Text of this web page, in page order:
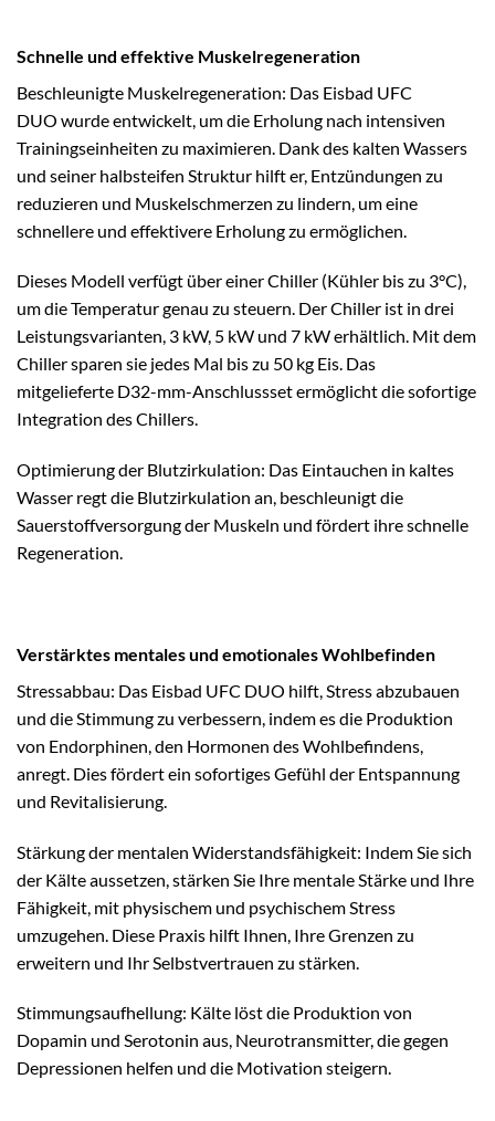
Schnelle und effektive Muskelregeneration
Beschleunigte Muskelregeneration: Das Eisbad UFC
DUO wurde entwickelt, um die Erholung nach intensiven
Trainingseinheiten zu maximieren. Dank des kalten Wassers
und seiner halbsteifen Struktur hilft er, Entzündungen zu
reduzieren und Muskelschmerzen zu lindern, um eine
schnellere und effektivere Erholung zu ermöglichen.
Dieses Modell verfügt über einer Chiller (Kühler bis zu 3°C),
um die Temperatur genau zu steuern. Der Chiller ist in drei
Leistungsvarianten, 3 kW, 5 kW und 7 kW erhältlich. Mit dem
Chiller sparen sie jedes Mal bis zu 50 kg Eis. Das
mitgelieferte D32-mm-Anschlussset ermöglicht die sofortige
Integration des Chillers.
Optimierung der Blutzirkulation: Das Eintauchen in kaltes
Wasser regt die Blutzirkulation an, beschleunigt die
Sauerstoffversorgung der Muskeln und fördert ihre schnelle
Regeneration.
Verstärktes mentales und emotionales Wohlbefinden
Stressabbau: Das Eisbad UFC DUO hilft, Stress abzubauen
und die Stimmung zu verbessern, indem es die Produktion
von Endorphinen, den Hormonen des Wohlbefindens,
anregt. Dies fördert ein sofortiges Gefühl der Entspannung
und Revitalisierung.
Stärkung der mentalen Widerstandsfähigkeit: Indem Sie sich
der Kälte aussetzen, stärken Sie Ihre mentale Stärke und Ihre
Fähigkeit, mit physischem und psychischem Stress
umzugehen. Diese Praxis hilft Ihnen, Ihre Grenzen zu
erweitern und Ihr Selbstvertrauen zu stärken.
Stimmungsaufhellung: Kälte löst die Produktion von
Dopamin und Serotonin aus, Neurotransmitter, die gegen
Depressionen helfen und die Motivation steigern.